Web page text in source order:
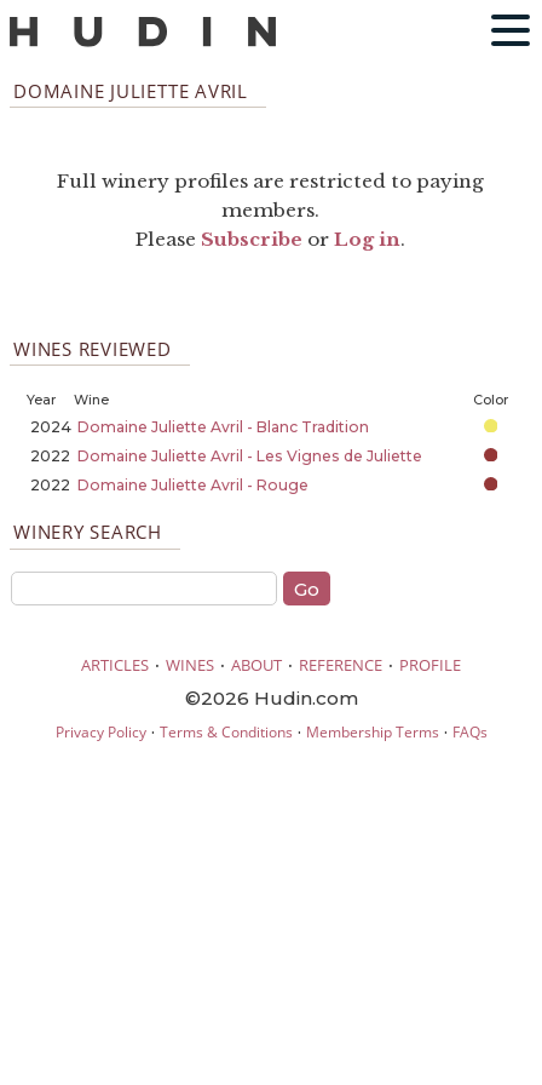
DOMAINE JULIETTE AVRIL
Full winery profiles are restricted to paying
members.
Please Subscribe orLog in.
WINES REVIEWED
Year Wine Color
2024 Domaine Juliette Avril - Blanc Tradition
2022 Domaine Juliette Avril - Les Vignes de Juliette
2022 Domaine Juliette Avril - Rouge
WINERY SEARCH
ARTICLES · WINES · ABOUT · REFERENCE · PROFILE
©2026 Hudin.com
Privacy Policy· Terms & Conditions · Membership Terms · FAQs